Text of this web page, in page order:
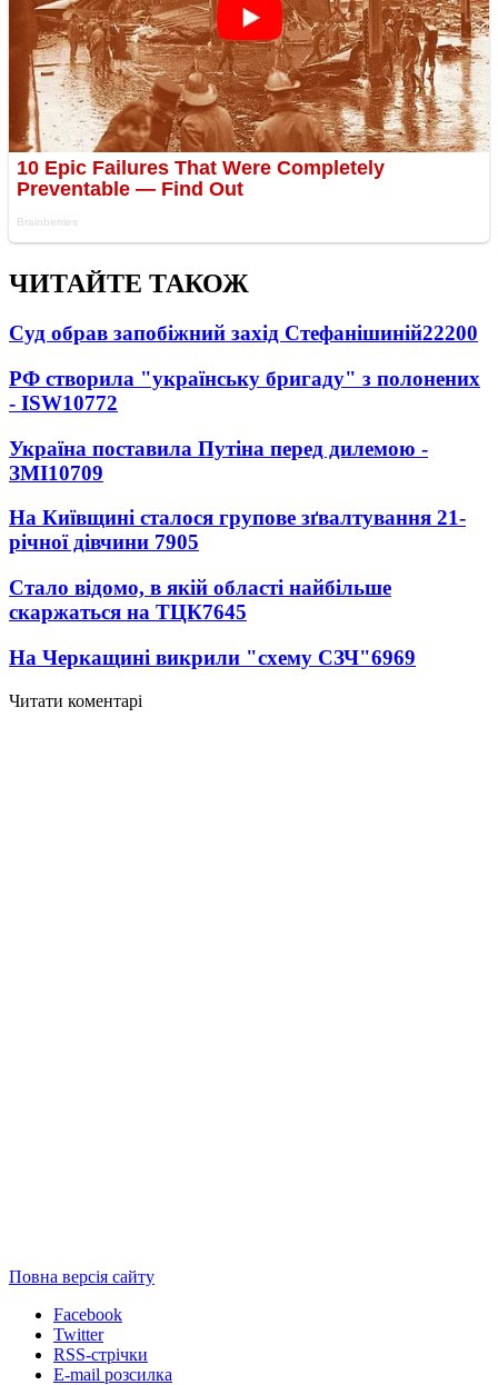
ЧИТАЙТЕ ТАКОЖ
Суд обрав запобіжний захід Стефанішиній22200
РФ створила "українську бригаду" з полонених
- ISW10772
Україна поставила Путіна перед дилемою -
ЗМІ10709
На Київщині сталося групове зґвалтування 21-
річної дівчини 7905
Стало відомо, в якій області найбільше
скаржаться на ТЦК7645
На Черкащині викрили "схему СЗЧ"6969
Читати коментарі
Повна версія сайту
Facebook
Twitter
RSS-стрічки
E-mail розсилка